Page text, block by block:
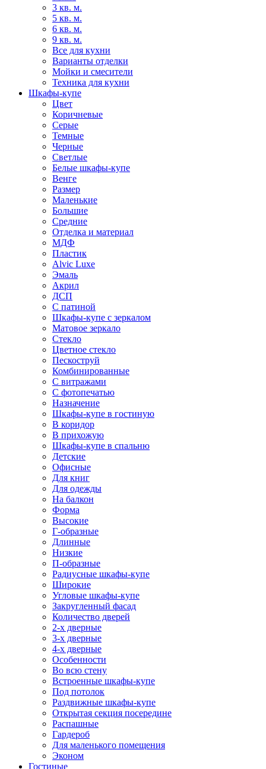
3 кв. м.
5 кв. м.
6 кв. м.
9 кв. м.
Все для кухни
Варианты отделки
Мойки и смесители
Техника для кухни
Шкафы-купе
Цвет
Коричневые
Серые
Темные
Черные
Светлые
Белые шкафы-купе
Венге
Размер
Маленькие
Большие
Средние
Отделка и материал
МДФ
Пластик
Alvic Luxe
Эмаль
Акрил
ДСП
С патиной
Шкафы-купе с зеркалом
Матовое зеркало
Стекло
Цветное стекло
Пескоструй
Комбинированные
С витражами
С фотопечатью
Назначение
Шкафы-купе в гостиную
В коридор
В прихожую
Шкафы-купе в спальню
Детские
Офисные
Для книг
Для одежды
На балкон
Форма
Высокие
Г-образные
Длинные
Низкие
П-образные
Радиусные шкафы-купе
Широкие
Угловые шкафы-купе
Закругленный фасад
Количество дверей
2-х дверные
3-х дверные
4-х дверные
Особенности
Во всю стену
Встроенные шкафы-купе
Под потолок
Раздвижные шкафы-купе
Открытая секция посередине
Распашные
Гардероб
Для маленького помещения
Эконом
Гостиные